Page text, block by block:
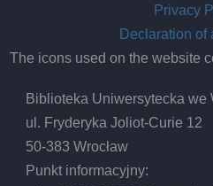
Privacy
Declaration of
The icons used on the website
Biblioteka Uniwersytecka we
ul. Fryderyka Joliot-Curie 12
50-383 Wrocław
Punkt informacyjny: